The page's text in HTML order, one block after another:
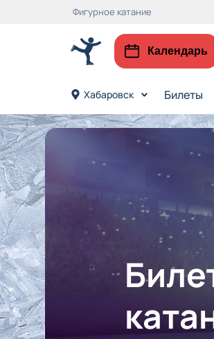
Фигурное катание
Календарь
Хабаровск Билеты